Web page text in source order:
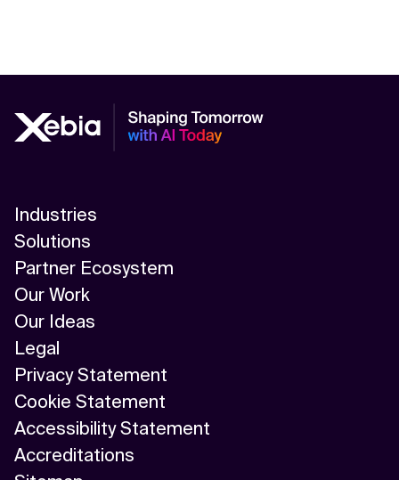
Industries
Solutions
Partner Ecosystem
Our Work
Our Ideas
Legal
Privacy Statement
Cookie Statement
Accessibility Statement
Accreditations